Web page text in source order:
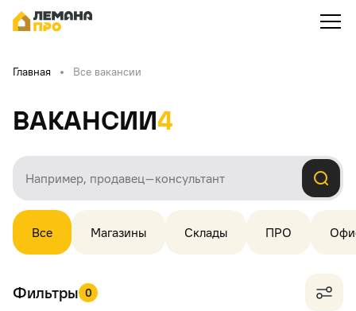
Главная Все вакансии
Вакансии4
Все Магазины Склады ПРО
Фильтры 0